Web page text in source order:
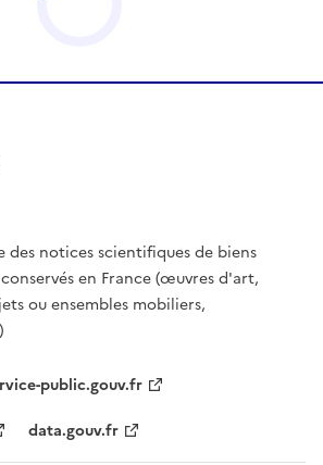
des notices scientifiques de biens
en France (œuvres d'art,
ou ensembles mobiliers,
public.gouv.fr
data.gouv.fr